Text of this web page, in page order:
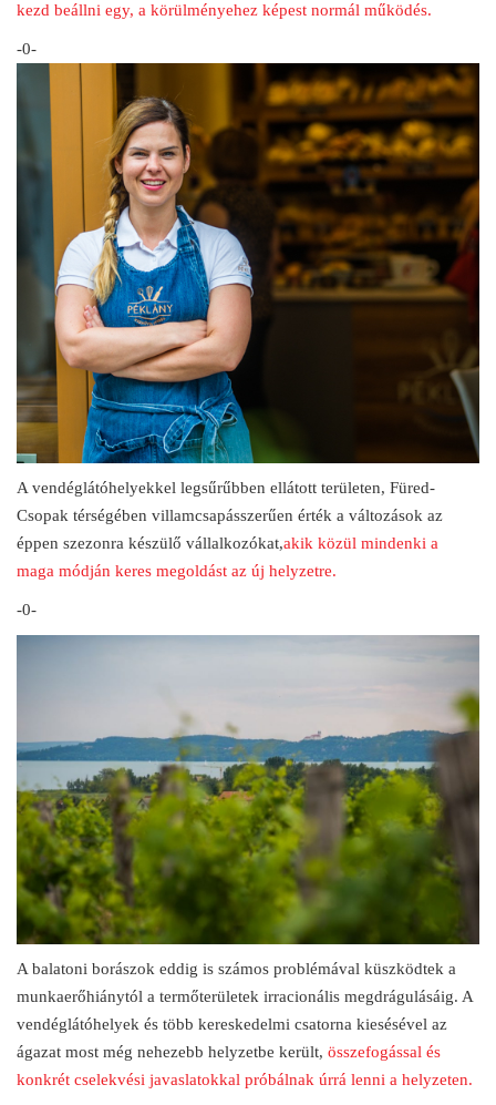
kezd beállni egy, a körülményehez képest normál működés.
-0-
A vendéglátóhelyekkel legsűrűbben ellátott területen, Füred-
Csopak térségében villamcsapásszerűen érték a változások az
éppen szezonra készülő vállalkozókat,akik közül mindenki a
maga módján keres megoldást az új helyzetre.
-0-
A balatoni borászok eddig is számos problémával küszködtek a
munkaerőhiánytól a termőterületek irracionális megdrágulásáig. A
vendéglátóhelyek és több kereskedelmi csatorna kiesésével az
ágazat most még nehezebb helyzetbe került, összefogással és
konkrét cselekvési javaslatokkal próbálnak úrrá lenni a helyzeten.